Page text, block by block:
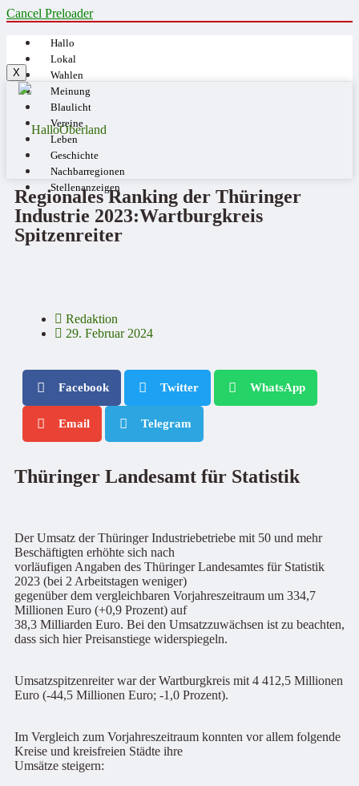
Cancel Preloader
Hallo
Lokal
Wahlen
Meinung
Blaulicht
Vereine
Leben
Geschichte
Nachbarregionen
Stellenanzeigen
X
Regionales Ranking der Thüringer
Industrie 2023:Wartburgkreis
Spitzenreiter
Redaktion
29. Februar 2024
Facebook Twitter WhatsApp
Email Telegram
Thüringer Landesamt für Statistik
Der Umsatz der Thüringer Industriebetriebe mit 50 und mehr
Beschäftigten erhöhte sich nach
vorläufigen Angaben des Thüringer Landesamtes für Statistik
2023 (bei 2 Arbeitstagen weniger)
gegenüber dem vergleichbaren Vorjahreszeitraum um 334,7
Millionen Euro (+0,9 Prozent) auf
38,3 Milliarden Euro. Bei den Umsatzzuwächsen ist zu beachten,
dass sich hier Preisanstiege widerspiegeln.
Umsatzspitzenreiter war der Wartburgkreis mit 4 412,5 Millionen
Euro (-44,5 Millionen Euro; -1,0 Prozent).
Im Vergleich zum Vorjahreszeitraum konnten vor allem folgende
Kreise und kreisfreien Städte ihre
Umsätze steigern: